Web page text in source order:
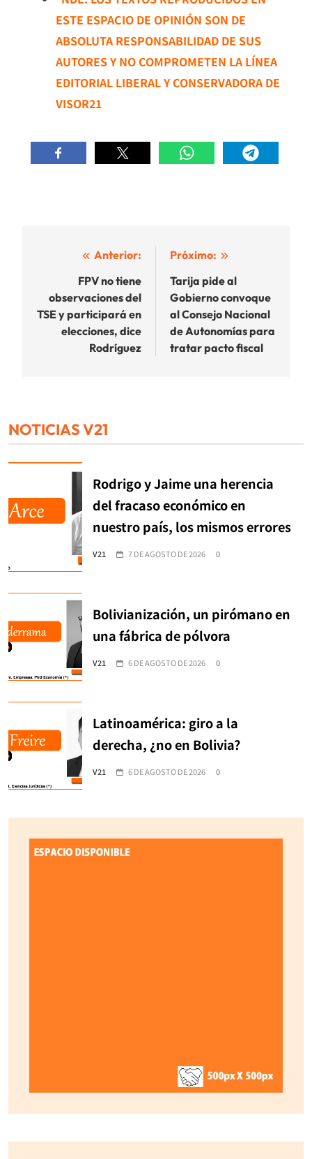
ESTE ESPACIO DE OPINIÓN SON DE
ABSOLUTA RESPONSABILIDAD DE SUS
AUTORES Y NO COMPROMETEN LA LÍNEA
EDITORIAL LIBERAL Y CONSERVADORA DE
VISOR21
Navegación
entradas
Anterior:
FPV no tiene
observaciones del
TSE y participará en
elecciones, dice
Rodríguez
Próximo:
Tarija pide al
Gobierno convoque
al Consejo Nacional
de Autonomías para
tratar pacto fiscal
NOTICIAS V21
Rodrigo y Jaime una herencia
del fracaso económico en
nuestro país, los mismos errores
V21 7 DE AGOSTO DE 2026 0
Bolivianización, un pirómano en
una fábrica de pólvora
V21 6 DE AGOSTO DE 2026 0
Latinoamérica: giro a la
derecha, ¿no en Bolivia?
V21 6 DE AGOSTO DE 2026 0